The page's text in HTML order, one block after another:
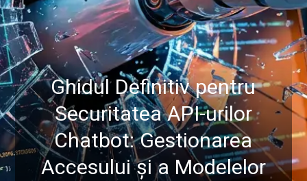
Ghidul Definitiv pentru
Securitatea API-urilor
Chatbot: Gestionarea
Accesului și a Modelelor